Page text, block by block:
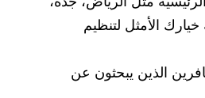
الأمثل لتنظيم
الذين يبحثون عن